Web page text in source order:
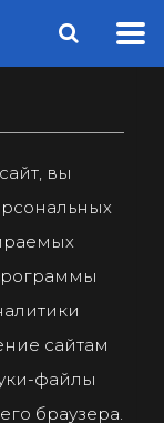
вы
сайтам
файлы
браузера.